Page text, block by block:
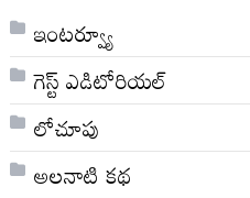
ఇంటర్వ్యూ
గెస్ట్ ఎడిటోరియల్
లోచూపు
అల‌నాటి క‌థ‌